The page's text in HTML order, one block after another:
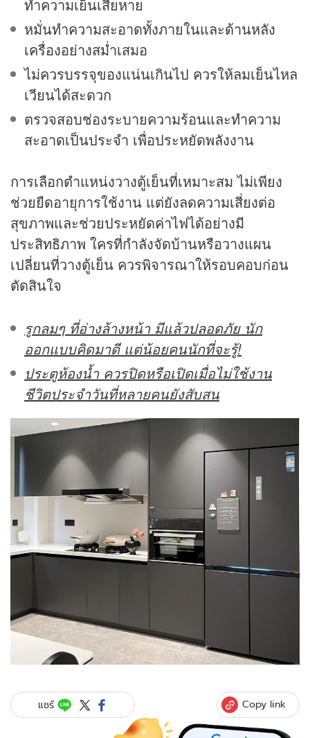
ทำความเย็นเสียหาย
หมั่นทำความสะอาดทั้งภายในและด้านหลัง
เครื่องอย่างสม่ำเสมอ
ไม่ควรบรรจุของแน่นเกินไป ควรให้ลมเย็นไหล
เวียนได้สะดวก
ตรวจสอบช่องระบายความร้อนและทำความ
สะอาดเป็นประจำ เพื่อประหยัดพลังงาน
การเลือกตำแหน่งวางตู้เย็นที่เหมาะสม ไม่เพียง
ช่วยยืดอายุการใช้งาน แต่ยังลดความเสี่ยงต่อ
สุขภาพและช่วยประหยัดค่าไฟได้อย่างมี
ประสิทธิภาพ ใครที่กำลังจัดบ้านหรือวางแผน
เปลี่ยนที่วางตู้เย็น ควรพิจารณาให้รอบคอบก่อน
ตัดสินใจ
รูกลมๆ ที่อ่างล้างหน้า มีแล้วปลอดภัย นัก
ออกแบบคิดมาดี แต่น้อยคนนักที่จะรู้!
ประตูห้องน้ำ ควรปิดหรือเปิดเมื่อไม่ใช้งาน
ชีวิตประจำวันที่หลายคนยังสับสน
แชร์ Copy link